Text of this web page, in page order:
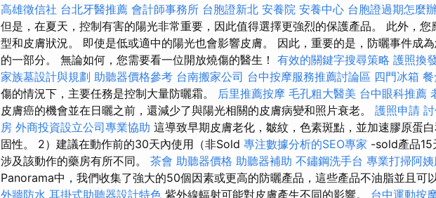
高雄徵信社 台北牙醫推薦 會計師事務所 台胞證新北 安養院 安養中心 台胞證過期怎麼
但是，在夏天，控制有害的陽光非常重要，因此值得選擇更強烈的保護產品。 此外，您
型和皮膚狀況。 即使是低或適中的陽光也會影響皮膚。 因此，重要的是，防曬事件成
的一部分。 無論如何，您需要看一位開放燒傷的醫生！ 有效的關鍵字搜尋策略 護照換
家族墓設計與規劃 助聽器價格參考 台南搬家公司 台中按摩服務推薦討論區 四門冰箱 餐
傷的情況下，主要任務是控制大量防曬霜。 后里推薦按摩 毛孔粗大醫美 台中眼科推薦
皮膚癌的機會並在日曬之前，還減少了與陽光相關的皮膚病變和照片衰老。 護照申請
房 外商投資設立公司專業協助 這導致早期皮膚老化，皺紋，色素斑點，並加速膠原蛋
固性。 2）建議在動作前的30天內使用（非Sold 專注數據分析的SEO專家 -sold產品15
涉及該動作的藥房有所不同。 茶會 助聽器價格 助聽器補助 不鏽鋼洗手台 專業打掃阿
Panorama中，我們收集了強大的50個因素或更高的防曬產品，這些產品不油脂並且可
外牆防水 耳掛式助聽器設計特色 紫外線輻射可能對皮膚產生不同的影響。 台中運動按